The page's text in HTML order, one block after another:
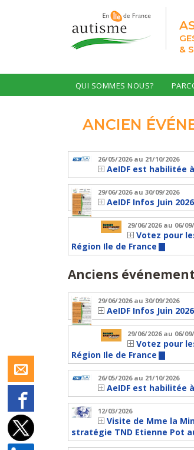
&
QUI SOMMES NOUS?
ANCIEN
26/05/2026au 21/10/2026
AeIDF est habilitée
29/06/2026au 30/09/2026
AeIDF Infos Juin 2026
29/06/2026au 06/09/
Votez pour
Région Ile de France
Anciens
29/06/2026 au 30/09/2026
AeIDF Infos Juin 2026
29/06/2026 au 06/
Votez pour
Région Ile de France
26/05/2026 au 21/10/2026
AeIDF est habilitée
12/03/2026
Visite de Mme la
stratégie TND Etienne Pot